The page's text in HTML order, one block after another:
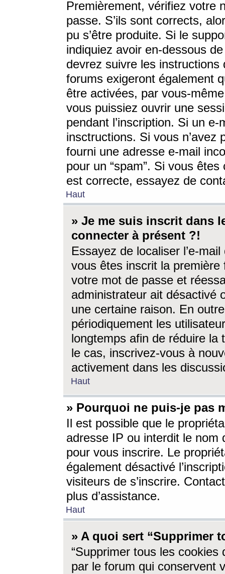
Premièrement, vérifiez votre
passe. S’ils sont corrects,
pu s’être produite. Si le
indiquiez avoir en-dessous
devrez suivre les
forums exigeront également
être activées, par vous-
vous puissiez ouvrir une
pendant l’inscription. Si un
insctructions. Si vous n’avez
fourni une adresse e-mail
pour un “spam”. Si vous
est correcte, essayez de
Haut
» Je me suis inscrit dans
connecter à présent ?!
Essayez de localiser l’e-
vous êtes inscrit la première
votre mot de passe et
administrateur ait désactivé
une certaine raison. En
périodiquement les
longtemps afin de réduire la
le cas, inscrivez-vous à
activement dans les
Haut
» Pourquoi ne puis-je pas
Il est possible que le
adresse IP ou interdit le nom
pour vous inscrire. Le
également désactivé
visiteurs de s’inscrire.
plus d’assistance.
Haut
» A quoi sert “Supprimer
“Supprimer tous les cookies
par le forum qui conservent